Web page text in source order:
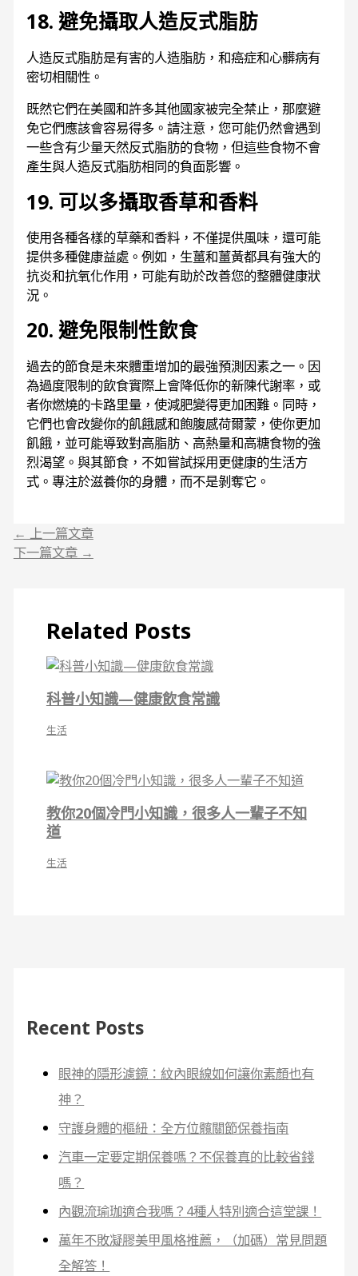
18. 避免攝取人造反式脂肪
人造反式脂肪是有害的人造脂肪，和癌症和心髒病有
密切相關性。
既然它們在美國和許多其他國家被完全禁止，那麼避
免它們應該會容易得多。請注意，您可能仍然會遇到
一些含有少量天然反式脂肪的食物，但這些食物不會
產生與人造反式脂肪相同的負面影響。
19. 可以多攝取香草和香料
使用各種各樣的草藥和香料，不僅提供風味，還可能
提供多種健康益處。例如，生薑和薑黃都具有強大的
抗炎和抗氧化作用，可能有助於改善您的整體健康狀
況。
20. 避免限制性飲食
過去的節食是未來體重增加的最強預測因素之一。因
為過度限制的飲食實際上會降低你的新陳代謝率，或
者你燃燒的卡路里量，使減肥變得更加困難。同時，
它們也會改變你的飢餓感和飽腹感荷爾蒙，使你更加
飢餓，並可能導致對高脂肪、高熱量和高糖食物的強
烈渴望。與其節食，不如嘗試採用更健康的生活方
式。專注於滋養你的身體，而不是剝奪它。
← 上一篇文章
下一篇文章 →
Related Posts
科普小知識—健康飲食常識
生活
教你20個冷門小知識，很多人一輩子不知
道
生活
Recent Posts
眼神的隱形濾鏡：紋內眼線如何讓你素顏也有
神？
守護身體的樞紐：全方位髖關節保養指南
汽車一定要定期保養嗎？不保養真的比較省錢
嗎？
內觀流瑜珈適合我嗎？4種人特別適合這堂課！
萬年不敗凝膠美甲風格推薦，（加碼）常見問題
全解答！